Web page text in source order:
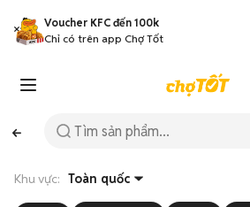
Voucher KFC đến 100k
Chỉ có trên app Chợ Tốt
Khu vực: Toàn quốc